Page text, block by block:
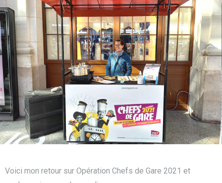
Voici mon retour sur Opération Chefs de Gare 2021 et